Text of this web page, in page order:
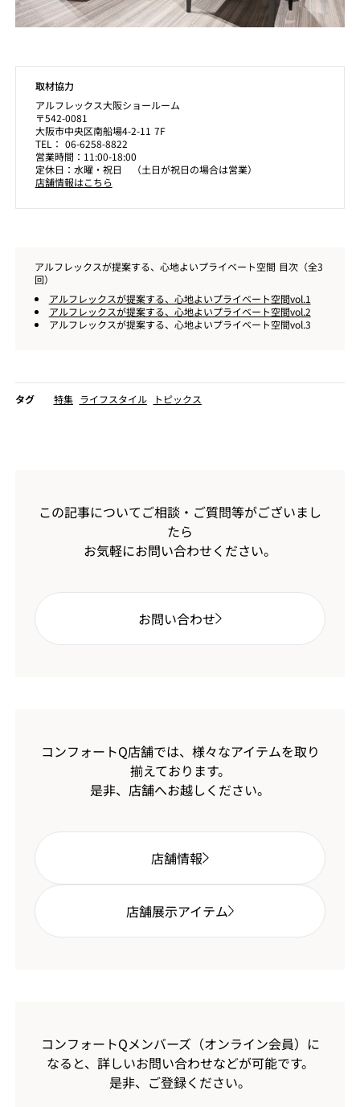
取材協力
アルフレックス大阪ショールーム
〒542-0081
大阪市中央区南船場4-2-11 7F
TEL： 06-6258-8822
営業時間：11:00-18:00
定休日：水曜・祝日 （土日が祝日の場合は営業）
店舗情報はこちら
アルフレックスが提案する、心地よいプライベート空間 目次（全3
回）
アルフレックスが提案する、心地よいプライベート空間vol.1
アルフレックスが提案する、心地よいプライベート空間vol.2
アルフレックスが提案する、心地よいプライベート空間vol.3
タグ 特集 ライフスタイル トピックス
この記事についてご相談・ご質問等がございまし
たら
お気軽にお問い合わせください。
お問い合わせ
コンフォートQ店舗では、様々なアイテムを取り
揃えております。
是非、店舗へお越しください。
店舗情報
店舗展示アイテム
コンフォートQメンバーズ（オンライン会員）に
なると、 詳しいお問い合わせなどが可能です。
是非、ご登録ください。